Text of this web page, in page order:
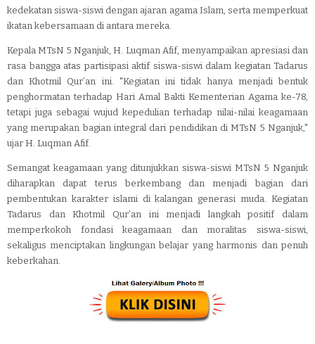
kedekatan siswa-siswi dengan ajaran agama Islam, serta memperkuat
ikatan kebersamaan di antara mereka.
Kepala MTsN 5 Nganjuk, H. Luqman Afif, menyampaikan apresiasi dan
rasa bangga atas partisipasi aktif siswa-siswi dalam kegiatan Tadarus
dan Khotmil Qur’an ini. "Kegiatan ini tidak hanya menjadi bentuk
penghormatan terhadap Hari Amal Bakti Kementerian Agama ke-78,
tetapi juga sebagai wujud kepedulian terhadap nilai-nilai keagamaan
yang merupakan bagian integral dari pendidikan di MTsN 5 Nganjuk,"
ujar H. Luqman Afif.
Semangat keagamaan yang ditunjukkan siswa-siswi MTsN 5 Nganjuk
diharapkan dapat terus berkembang dan menjadi bagian dari
pembentukan karakter islami di kalangan generasi muda. Kegiatan
Tadarus dan Khotmil Qur’an ini menjadi langkah positif dalam
memperkokoh fondasi keagamaan dan moralitas siswa-siswi,
sekaligus menciptakan lingkungan belajar yang harmonis dan penuh
keberkahan.